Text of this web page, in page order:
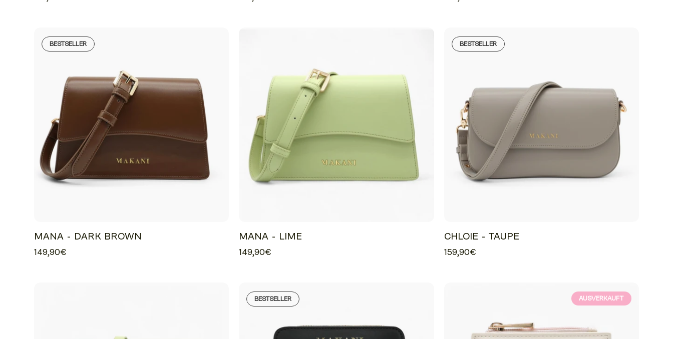
BESTSELLER
MANA - DARK BROWN
149,90€
MANA - LIME
149,90€
BESTSELLER
CHLOIE - TAUPE
159,90€
BESTSELLER AUSVERKAUFT